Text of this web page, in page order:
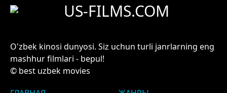
US-FILMS.COM
O'zbek kinosi dunyosi. Siz uchun turli janrlarning eng
mashhur filmlari - bepul!
© best uzbek movies